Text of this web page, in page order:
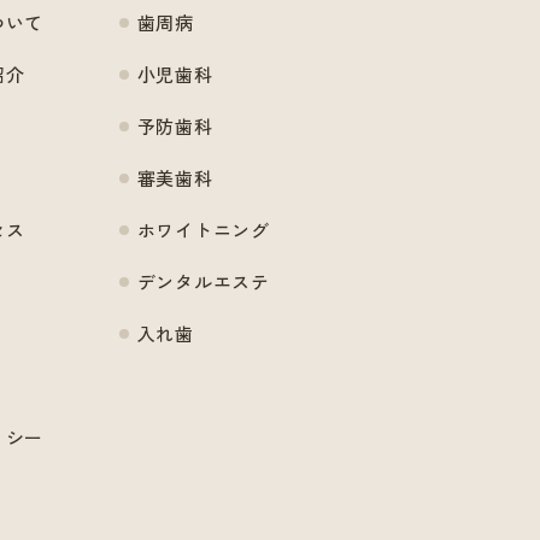
て
介
ー
歯周病
小児歯科
予防歯科
審美歯科
ホワイトニング
デンタルエステ
入れ歯